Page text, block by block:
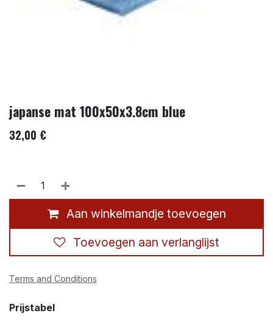
japanse mat 100x50x3.8cm blue
32,00 €
Aan winkelmandje toevoegen
Toevoegen aan verlanglijst
Terms and Conditions
Prijstabel